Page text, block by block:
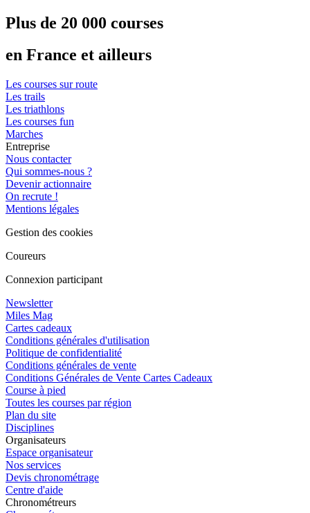
Plus de 20 000 courses
en France et ailleurs
Les courses sur route
Les trails
Les triathlons
Les courses fun
Marches
Entreprise
Nous contacter
Qui sommes-nous ?
Devenir actionnaire
On recrute !
Mentions légales
Gestion des cookies
Coureurs
Connexion participant
Newsletter
Miles Mag
Cartes cadeaux
Conditions générales d'utilisation
Politique de confidentialité
Conditions générales de vente
Conditions Générales de Vente Cartes Cadeaux
Course à pied
Toutes les courses par région
Plan du site
Disciplines
Organisateurs
Espace organisateur
Nos services
Devis chronométrage
Centre d'aide
Chronométreurs